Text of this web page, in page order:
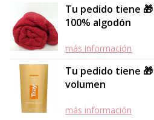
Tu pedido tiene
100% algodón
más información
Tu pedido tiene
volumen
más información